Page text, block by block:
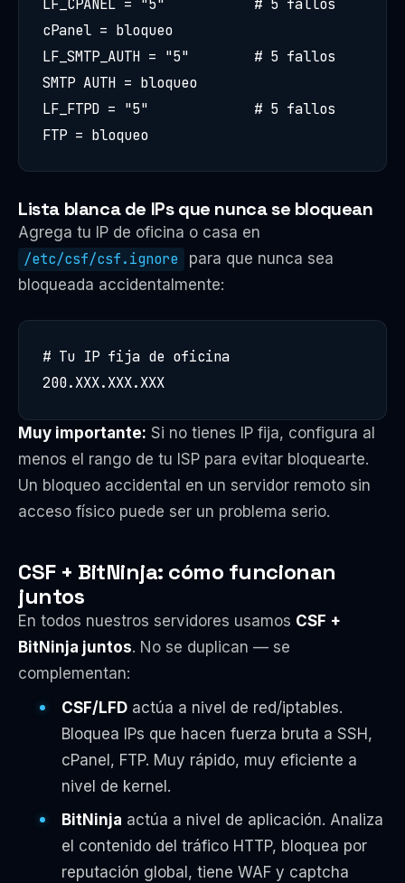
cPanel = bloqueo
LF_SMTP_AUTH = "5"        # 5 fallos
SMTP AUTH = bloqueo
LF_FTPD = "5"             # 5 fallos
FTP = bloqueo
Lista blanca de IPs que nunca se bloquean
Agrega tu IP de oficina o casa en
/etc/csf/csf.ignore
para que nunca sea
bloqueada accidentalmente:
# Tu IP fija de oficina
200.XXX.XXX.XXX
Muy importante: Si no tienes IP fija, configura al
menos el rango de tu ISP para evitar bloquearte.
Un bloqueo accidental en un servidor remoto sin
acceso físico puede ser un problema serio.
CSF + BitNinja: cómo funcionan
juntos
En todos nuestros servidores usamos CSF +
BitNinja juntos. No se duplican — se
complementan:
CSF/LFDactúa a nivel de red/iptables.
Bloquea IPs que hacen fuerza bruta a SSH,
cPanel, FTP. Muy rápido, muy eficiente a
nivel de kernel.
BitNinja actúa a nivel de aplicación. Analiza
el contenido del tráfico HTTP, bloquea por
reputación global, tiene WAF y captcha